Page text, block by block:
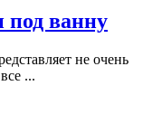
под ванну
не очень
...